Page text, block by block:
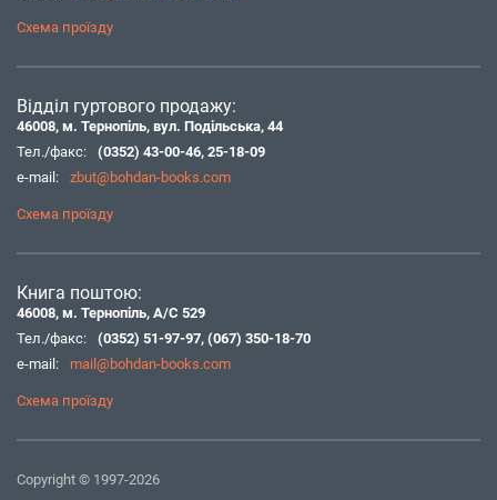
Схема проїзду
Відділ гуртового продажу:
46008, м. Тернопіль, вул. Подільська, 44
Тел./факс:
(0352) 43-00-46, 25-18-09
e-mail:
zbut@bohdan-books.com
Схема проїзду
Книга поштою:
46008, м. Тернопіль, А/С 529
Тел./факс:
(0352) 51-97-97, (067) 350-18-70
e-mail:
mail@bohdan-books.com
Схема проїзду
Copyright © 1997-2026